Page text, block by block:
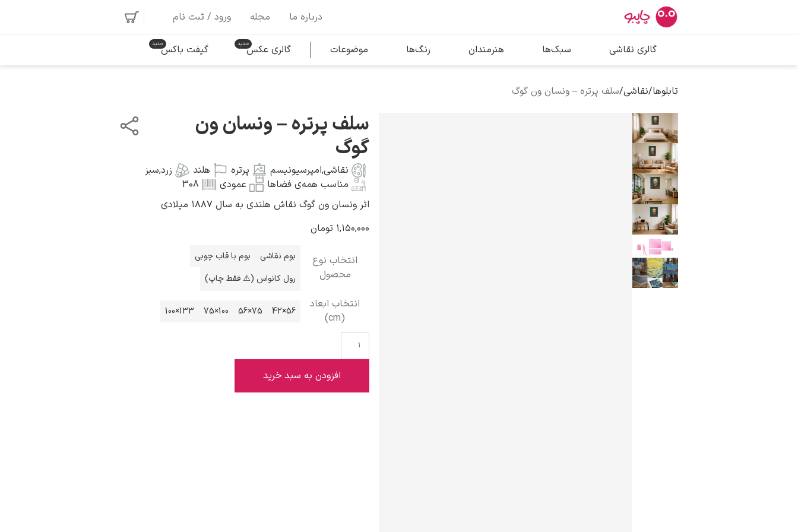
بیشترین جستجوها
پیکاسو
سالوادور دالی
محبوب‌ترین هنرمندان
درباره ما مجله ورود / ثبت نام
گالری نقاشی سبک‌ها هنرمندان رنگ‌ها موضوعات گالری عکس گیفت باکس
تابلوها/نقاشی/سلف پرتره – ونسان ون گوگ
سلف پرتره – ونسان ون
گوگ
نقاشی,امپرسیونیسم پرتره هلند زرد,سبز
مناسب همه‌ی فضاها
عمودی
308
اثر ونسان ون گوگ نقاش هلندی به سال ۱۸۸۷ میلادی
۱,۱۵۰,۰۰۰ تومان
انتخاب نوع
محصول
بوم نقاشی
بوم با قاب چوبی
رول کانواس (⚠️ فقط چاپ)
انتخاب ابعاد
(cm)
56×42
75×56
100×75
133×100
افزودن به سبد خرید